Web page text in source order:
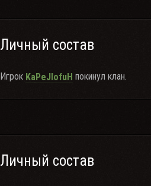
Личный состав
Игрок KaPeJIofuH покинул клан.
Личный состав